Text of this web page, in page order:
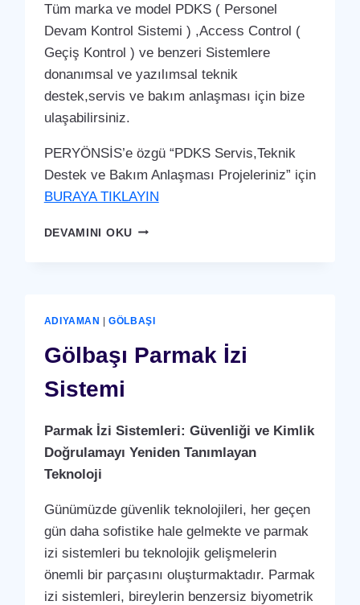
Tüm marka ve model PDKS ( Personel
Devam Kontrol Sistemi ) ,Access Control (
Geçiş Kontrol ) ve benzeri Sistemlere
donanımsal ve yazılımsal teknik
destek,servis ve bakım anlaşması için bize
ulaşabilirsiniz.
PERYÖNSİS’e özgü “PDKS Servis,Teknik
Destek ve Bakım Anlaşması Projeleriniz” için
BURAYA TIKLAYIN
DEVAMINI OKUKAHTA
ANLAŞMASI
HIZMETI
ADIYAMAN |GÖLBAŞI
Gölbaşı Parmak İzi
Sistemi
Parmak İzi Sistemleri: Güvenliği ve Kimlik
Doğrulamayı Yeniden Tanımlayan
Teknoloji
Günümüzde güvenlik teknolojileri, her geçen
gün daha sofistike hale gelmekte ve parmak
izi sistemleri bu teknolojik gelişmelerin
önemli bir parçasını oluşturmaktadır. Parmak
izi sistemleri, bireylerin benzersiz biyometrik